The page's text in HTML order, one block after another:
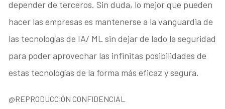
depender de terceros. Sin duda, lo mejor que pueden
hacer las empresas es mantenerse a la vanguardia de
las tecnologías de IA/ ML sin dejar de lado la seguridad
para poder aprovechar las infinitas posibilidades de
estas tecnologías de la forma más eficaz y segura.
@REPRODUCCIÓN CONFIDENCIAL